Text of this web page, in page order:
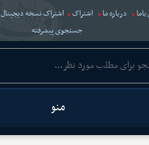
درباره ما اشتراک اشتراک نسخه دیجیتال
جستجوی پیشرفته
منو